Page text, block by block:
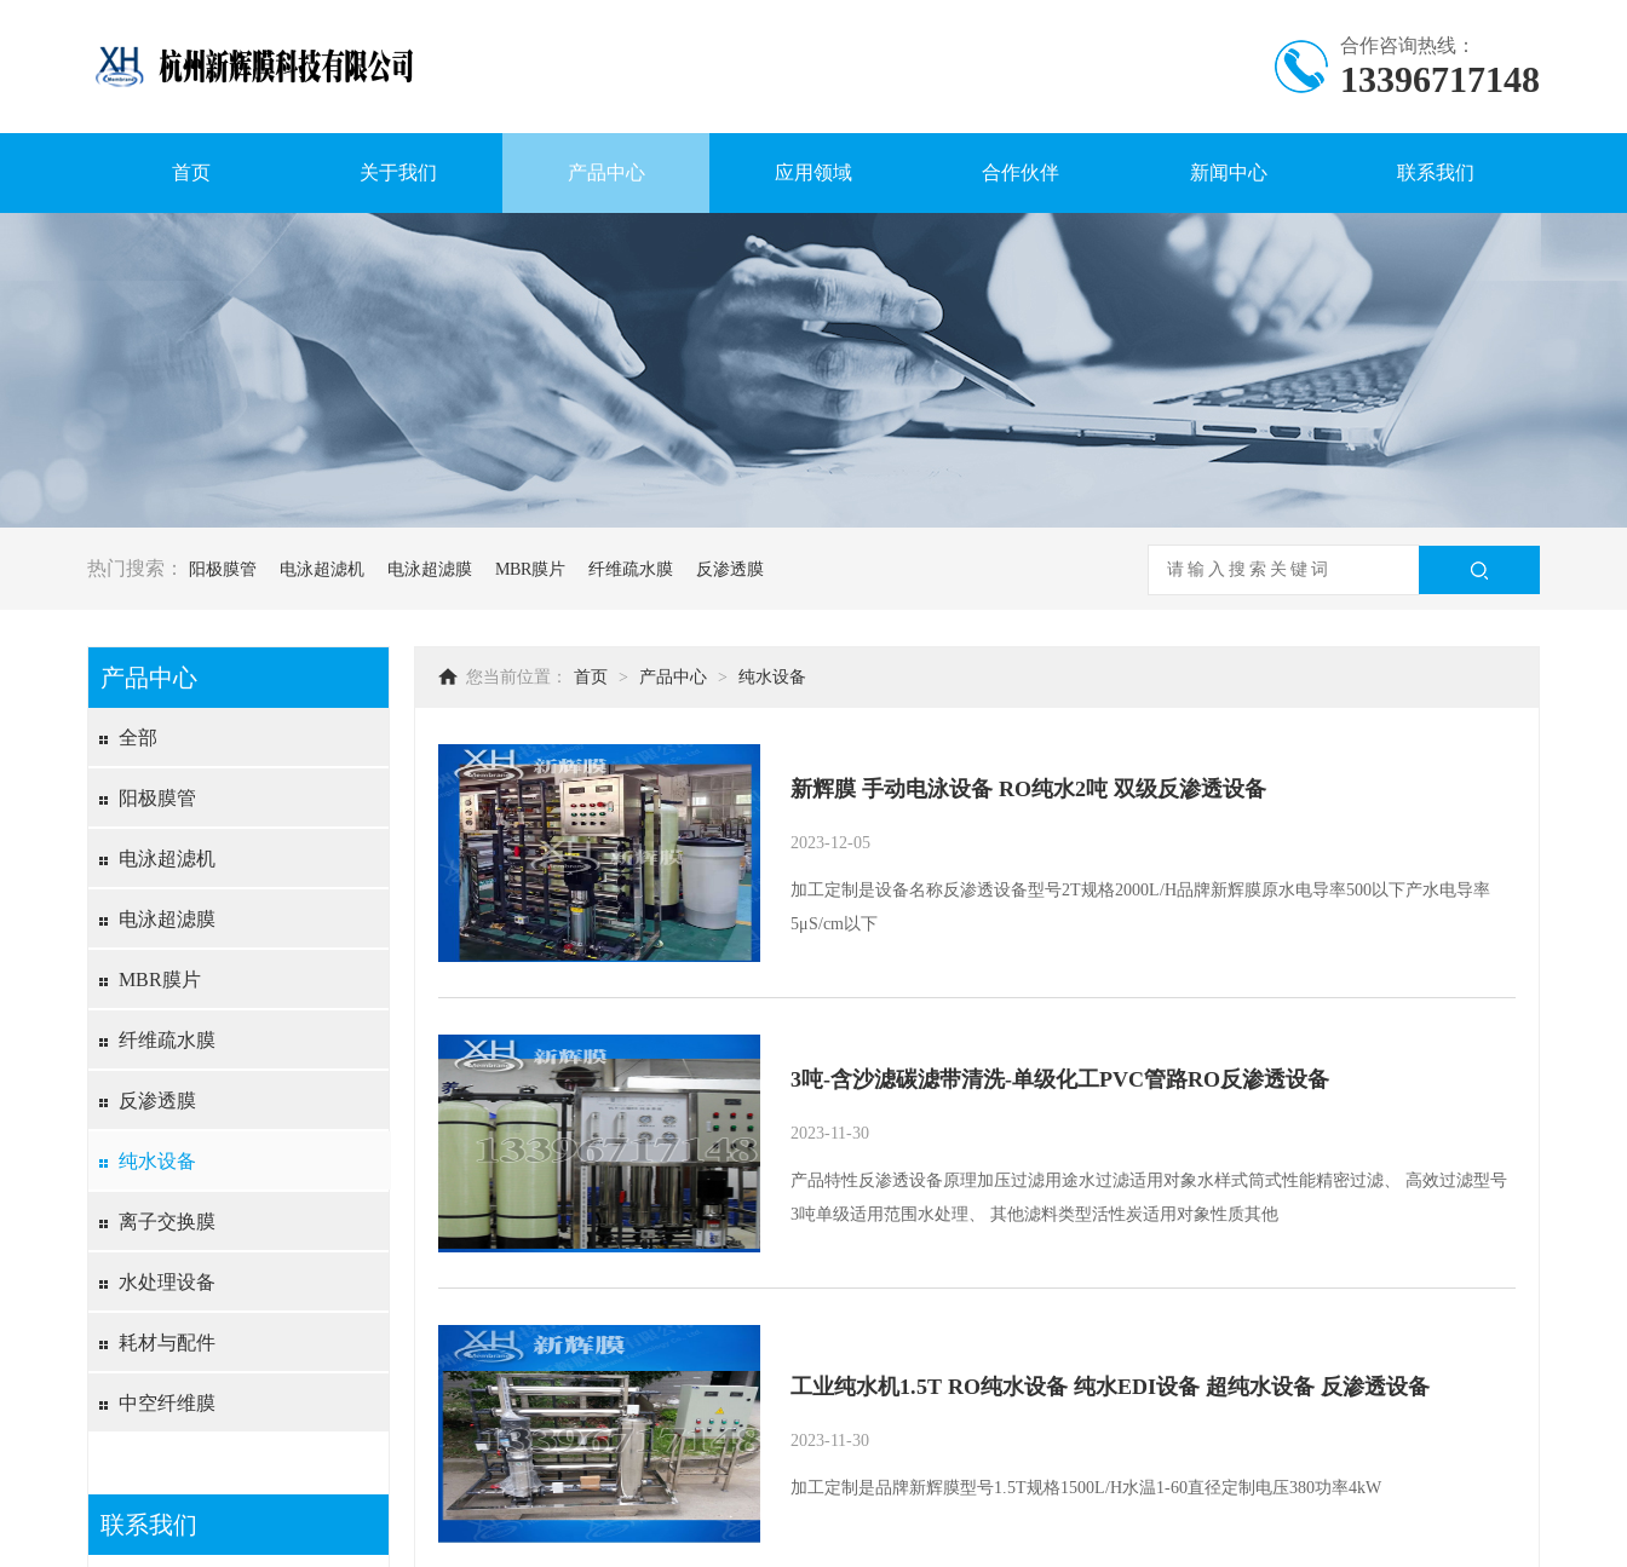
合作咨询热线：
13396717148
首页 关于我们 产品中心 应用领域 合作伙伴 新闻中心 联系我们
热门搜索： 阳极膜管 电泳超滤机 电泳超滤膜 MBR膜片 纤维疏水膜 反渗透膜
产品中心
全部
阳极膜管
电泳超滤机
电泳超滤膜
MBR膜片
纤维疏水膜
反渗透膜
纯水设备
离子交换膜
水处理设备
耗材与配件
中空纤维膜
联系我们
您当前位置： 首页 > 产品中心 > 纯水设备
新辉膜 手动电泳设备 RO纯水2吨 双级反渗透设备
2023-12-05
加工定制是设备名称反渗透设备型号2T规格2000L/H品牌新辉膜原水电导率500以下产水电导率
5μS/cm以下
3吨-含沙滤碳滤带清洗-单级化工PVC管路RO反渗透设备
2023-11-30
产品特性反渗透设备原理加压过滤用途水过滤适用对象水样式筒式性能精密过滤、 高效过滤型号
3吨单级适用范围水处理、 其他滤料类型活性炭适用对象性质其他
工业纯水机1.5T RO纯水设备 纯水EDI设备 超纯水设备 反渗透设备
2023-11-30
加工定制是品牌新辉膜型号1.5T规格1500L/H水温1-60直径定制电压380功率4kW